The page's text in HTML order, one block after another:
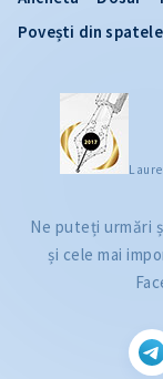
Povești din
Ne puteți urmări
și cele mai